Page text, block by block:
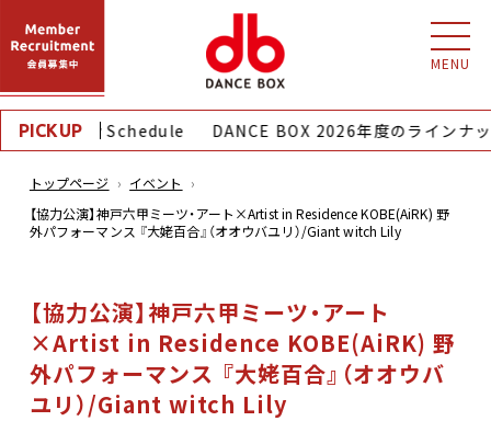
MENU
PICKUP
｜Monthly Schedule DANCE BOX 2026年度のラインナッ
トップページ
イベント
【協力公演】神戸六甲ミーツ・アート×Artist in Residence KOBE(AiRK) 野
外パフォーマンス 『大姥百合』（オオウバユリ）/Giant witch Lily
【協力公演】神戸六甲ミーツ・アート
×Artist in Residence KOBE(AiRK) 野
外パフォーマンス 『大姥百合』（オオウバ
ユリ）/Giant witch Lily